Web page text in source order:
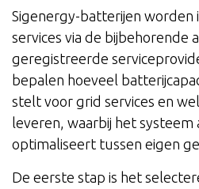
Sigenergy-batterijen worden
services via de bijbehorende
geregistreerde
bepalen hoeveel
stelt voor grid services en
leveren, waarbij het systeem
optimaliseert tussen eigen
De eerste stap is het